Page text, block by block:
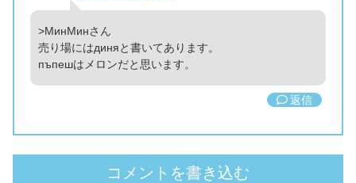
>МинМинさん
売り場にはдиняと書いてあります。
пъпешはメロンだと思います。
返信
コメントを書き込む